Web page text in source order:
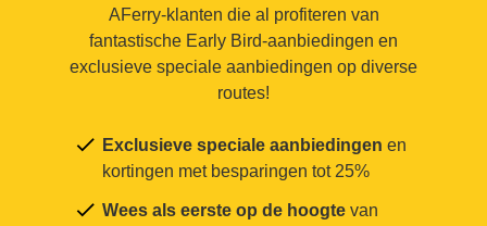
AFerry-klanten die al profiteren van
fantastische Early Bird-aanbiedingen en
exclusieve speciale aanbiedingen op diverse
routes!
Exclusieve speciale aanbiedingen en
kortingen met besparingen tot 25%
Wees als eerste op de hoogte van